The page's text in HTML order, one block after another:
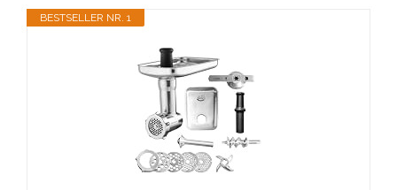
BESTSELLER NR. 1